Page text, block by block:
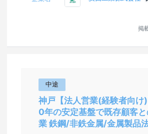
掲
中途
神戸【法人営業(経験者向け
0年の安定基盤で既存顧客
業 鉄鋼/非鉄金属/金属製品